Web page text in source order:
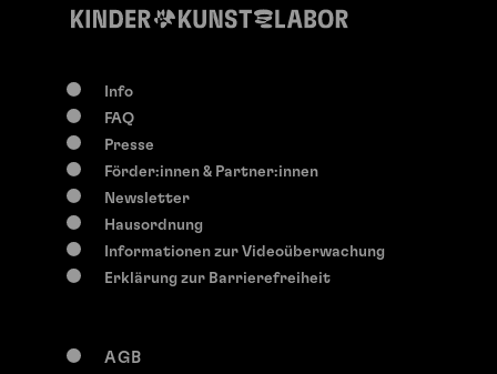
Info
FAQ
Presse
Förder:innen & Partner:innen
Newsletter
Hausordnung
Informationen zur Videoüberwachung
Erklärung zur Barrierefreiheit
AGB